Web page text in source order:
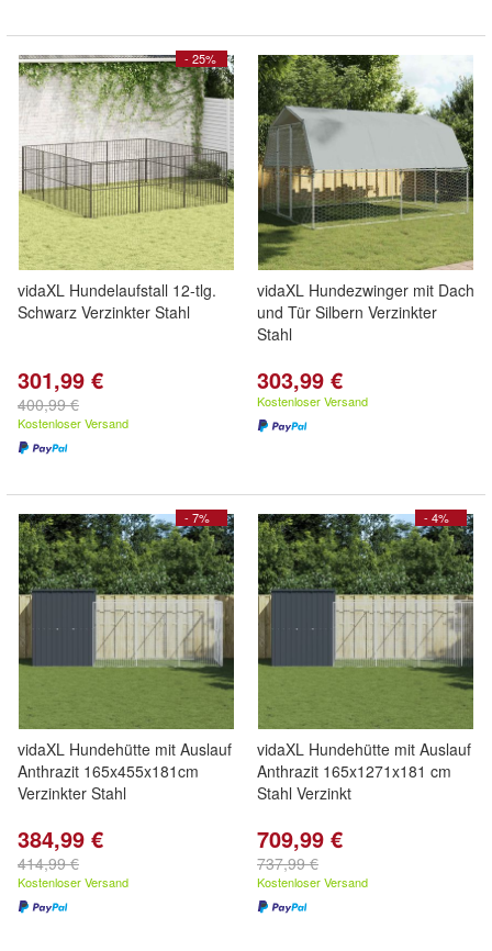
- 25%
vidaXL Hundelaufstall 12-tlg.
Schwarz Verzinkter Stahl
301,99 €
400,99 €
Kostenloser Versand
vidaXL Hundezwinger mit Dach
und Tür Silbern Verzinkter
Stahl
303,99 €
Kostenloser Versand
- 7%
vidaXL Hundehütte mit Auslauf
Anthrazit 165x455x181cm
Verzinkter Stahl
384,99 €
414,99 €
Kostenloser Versand
- 4%
vidaXL Hundehütte mit Auslauf
Anthrazit 165x1271x181 cm
Stahl Verzinkt
709,99 €
737,99 €
Kostenloser Versand